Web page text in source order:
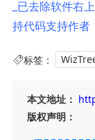
_已去除软件右
持代码支持作者
标签：
本文地址：
版权声明：